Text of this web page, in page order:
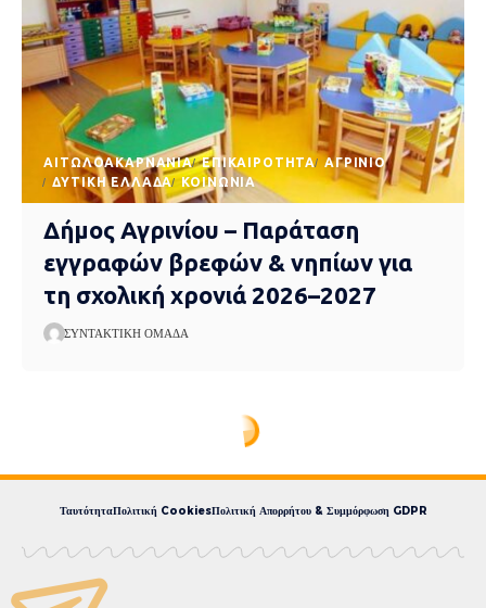
AΙΤΩΛΟΑΚΑΡΝΑΝΊΑ EΠΙΚΑΙΡΌΤΗΤΑ
ΑΓΡΊΝΙΟ
ΔΥΤΙΚΉ ΕΛΛΆΔΑ
ΚΟΙΝΩΝΊΑ
Δήμος Αγρινίου – Παράταση
εγγραφών βρεφών & νηπίων για
τη σχολική χρονιά 2026–2027
ΣΥΝΤΑΚΤΙΚΉ ΟΜΆΔΑ
ΤαυτότηταΠολιτική CookiesΠολιτική Απορρήτου & Συμμόρφωση GDPR